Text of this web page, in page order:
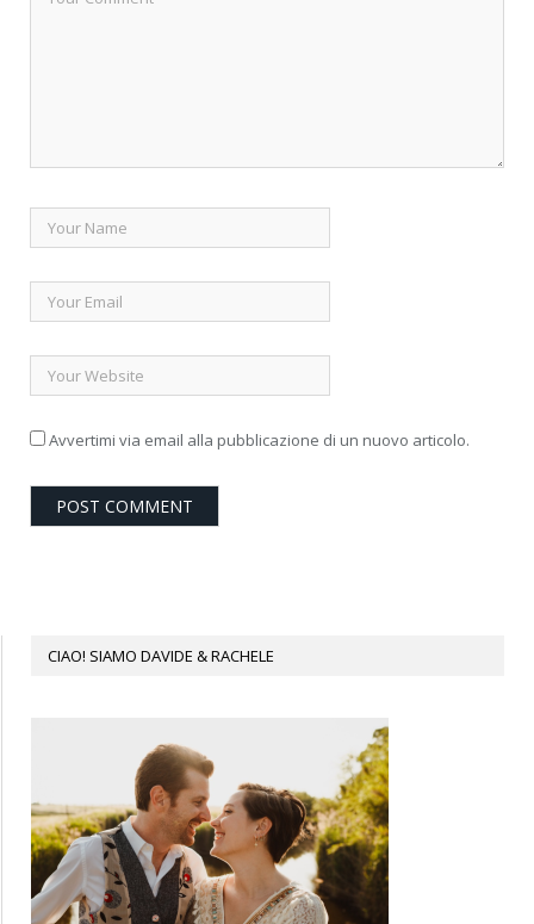
Avvertimi via email alla pubblicazione di un nuovo articolo.
CIAO! SIAMO DAVIDE & RACHELE